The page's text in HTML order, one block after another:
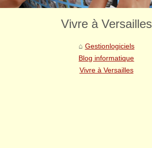
Vivre à Versailles
Gestionlogiciels
Blog informatique
Vivre à Versailles